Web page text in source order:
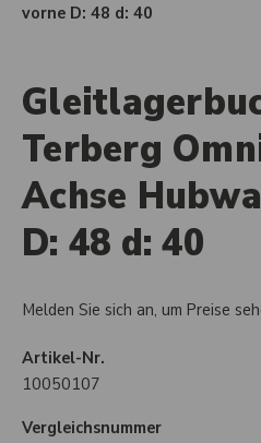
vorne D: 48 d: 40
Terberg
Achse
D: 48 d: 40
Melden Sie sich an, um Preise
Artikel-Nr.
10050107
Vergleichsnummer